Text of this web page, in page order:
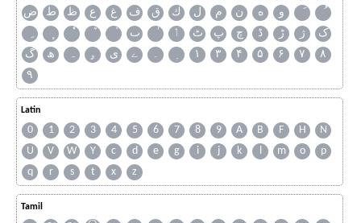
ض
ط ظ ع غ ف ق ك ل م ن ه
و
ٮ
ٲ ٹ پ چ ڈ ڑ ژ
ک
گ
ھ ہ ۄ ی ے ۔ ۱ ۳ ۴ ۵ ۶ ۷
۸
۹
Latin
0 1 2 3 4 5 6 7 8 9 A B F H
N
U
V W Y c d e g i j k l m o
p
q
r s t x z
Tamil